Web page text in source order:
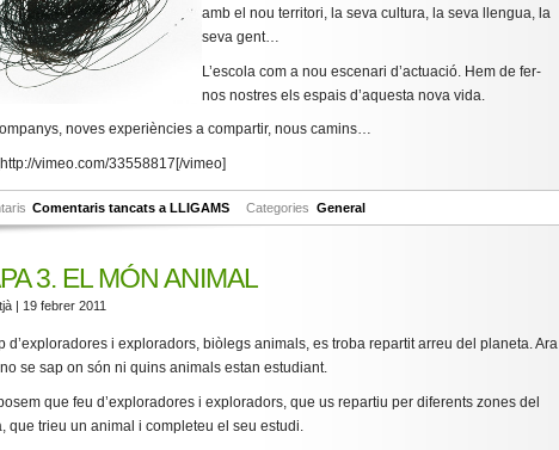
amb el nou territori, la seva cultura, la seva llengua, la
seva gent…
L’escola com a nou escenari d’actuació. Hem de fer-
nos nostres els espais d’aquesta nova vida.
noves experiències a compartir, nous camins…
vimeo.com/33558817[/vimeo]
Comentaris tancats a LLIGAMS Categories General
3. EL MÓN ANIMAL
| 19 febrer 2011
d’exploradores i exploradors, biòlegs animals, es troba repartit arreu del planeta. Ara
se sap on són ni quins animals estan estudiant.
que feu d’exploradores i exploradors, que us repartiu per diferents zones del
que trieu un animal i completeu el seu estudi.